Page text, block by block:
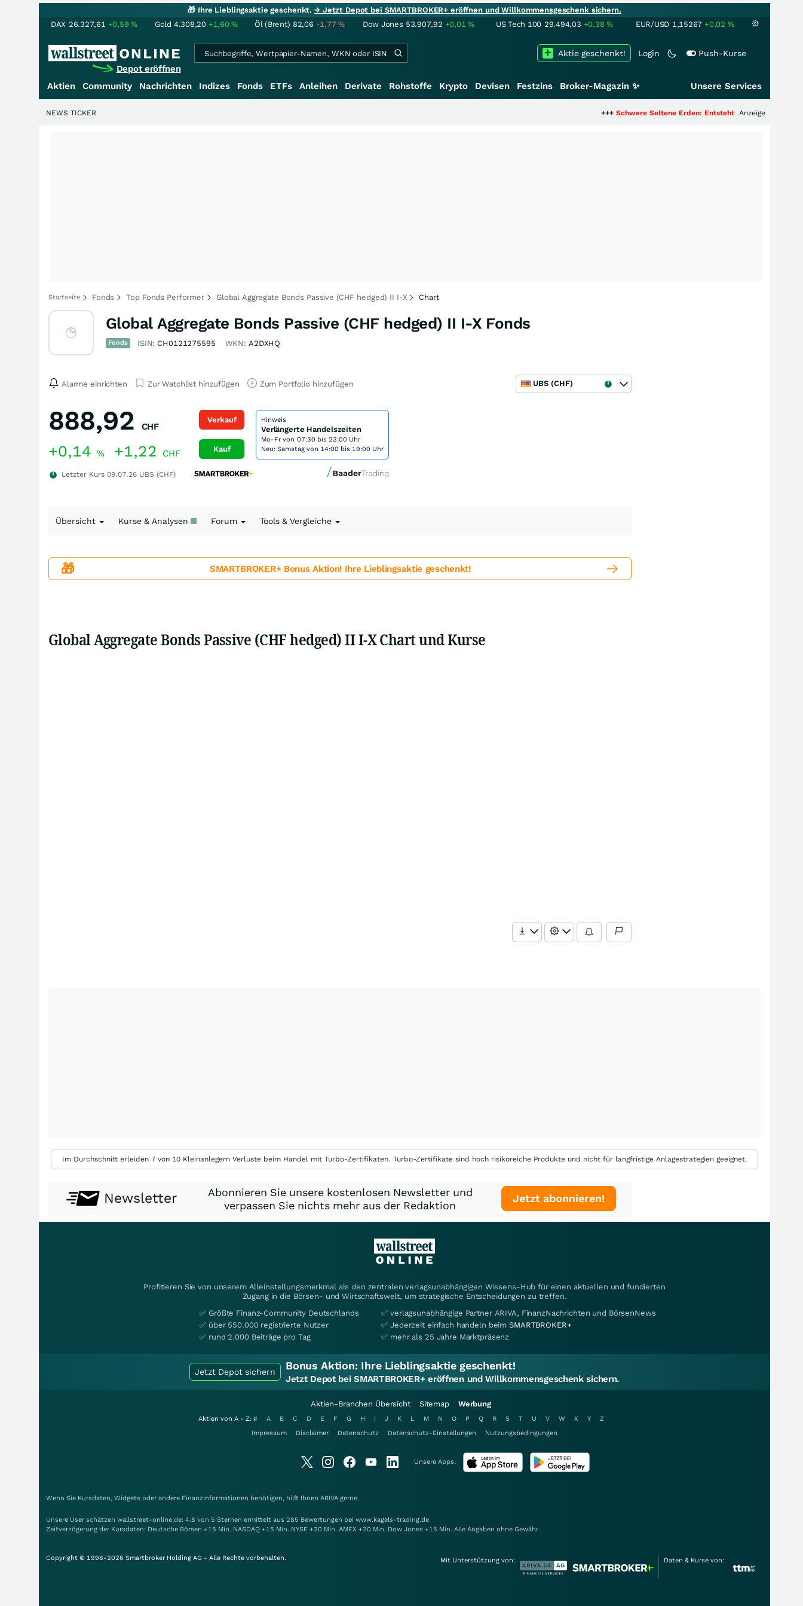
🎁 Ihre Lieblingsaktie geschenkt.→ Jetzt Depot bei SMARTBROKER+ eröffnen und Willkommensgeschenk sichern.
DAX 26.327,61 +0,59% Gold 4.308,20 +1,60% Öl (Brent) 82,06 -1,77% Dow Jones 53.907,92 +0,01% US Tech 100 29.494,03 +0,38% EUR/USD 1,15267 +0,02 %
Depot eröffnen
Login Push-Kurse
Aktie geschenkt!
Aktien Community Nachrichten Indizes Fonds ETFs Anleihen Derivate Rohstoffe Krypto Devisen Festzins Broker-Magazin ✨ Unsere Services
Schwere Seltene Erden: Entsteht hier die nächste
Anzeige
NEWS TICKER
Startseite Fonds Top Fonds Performer Global Aggregate Bonds Passive (CHF hedged) II I-X Chart
Global Aggregate Bonds Passive (CHF hedged) II I-X Fonds
Fonds ISIN: CH0121275595 WKN: A2DXHQ
Alarme einrichten Zur Watchlist hinzufügen Zum Portfolio hinzufügen UBS (CHF)
888,92 CHF
+0,14 % +1,22 CHF
Letzter Kurs 09.07.26 UBS (CHF)
Verkauf
Kauf
Hinweis
Verlängerte Handelszeiten
Mo-Fr von 07:30 bis 23:00 Uhr
Neu: Samstag von 14:00 bis 19:00 Uhr
Übersicht Kurse & Analysen Forum Tools & Vergleiche
🎁 SMARTBROKER+ Bonus Aktion! Ihre Lieblingsaktie geschenkt!
Global Aggregate Bonds Passive (CHF hedged) II I-X Chart und Kurse
Im Durchschnitt erleiden 7 von 10 Kleinanlegern Verluste beim Handel mit Turbo-Zertifikaten. Turbo-Zertifikate sind hoch risikoreiche Produkte und nicht für langfristige Anlagestrategien geeignet.
Newsletter
Abonnieren Sie unsere kostenlosen Newsletter und
verpassen Sie nichts mehr aus der Redaktion
Jetzt abonnieren!
Profitieren Sie von unserem Alleinstellungsmerkmal als den zentralen verlagsunabhängigen Wissens-Hub für einen aktuellen und fundierten
Zugang in die Börsen- und Wirtschaftswelt, um strategische Entscheidungen zu treffen.
✅ Größte Finanz-Community Deutschlands
✅ über 550.000 registrierte Nutzer
✅ rund 2.000 Beiträge pro Tag
✅ verlagsunabhängige Partner ARIVA, FinanzNachrichten und BörsenNews
✅ Jederzeit einfach handeln beimSMARTBROKER+
✅ mehr als 25 Jahre Marktpräsenz
Jetzt Depot sichern Bonus Aktion: Ihre Lieblingsaktie geschenkt!
Jetzt Depot bei SMARTBROKER+ eröffnen und Willkommensgeschenk sichern.
Aktien-Branchen Übersicht Sitemap Werbung
Aktien von A - Z: # A B C D E F G H I J K L M N O P Q R S T U V W X Y
Z
Impressum
Disclaimer Datenschutz Datenschutz-Einstellungen Nutzungsbedingungen
Unsere Apps:
Wenn Sie Kursdaten, Widgets oder andere Finanzinformationen benötigen, hilft Ihnen ARIVA gerne.
Unsere User schätzen wallstreet-online.de: 4.8 von 5 Sternen ermittelt aus 285 Bewertungen bei www.kagels-trading.de
Zeitverzögerung der Kursdaten: Deutsche Börsen +15 Min. NASDAQ +15 Min. NYSE +20 Min. AMEX +20 Min. Dow Jones +15 Min. Alle Angaben ohne Gewähr.
Copyright © 1998-2026 Smartbroker Holding AG - Alle Rechte vorbehalten. Mit Unterstützung von: Daten & Kurse von: